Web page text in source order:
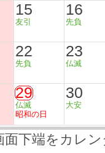
15
友引
16
先負
22
先負
23
仏滅
29
仏滅
昭和の日
30
大安
下端をカレ